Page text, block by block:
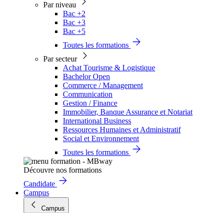
Par niveau
Bac +2
Bac +3
Bac +5
Toutes les formations
Par secteur
Achat Tourisme & Logistique
Bachelor Open
Commerce / Management
Communication
Gestion / Finance
Immobilier, Banque Assurance et Notariat
International Business
Ressources Humaines et Administratif
Social et Environnement
Toutes les formations
Découvre nos formations
Candidate
Campus
Campus